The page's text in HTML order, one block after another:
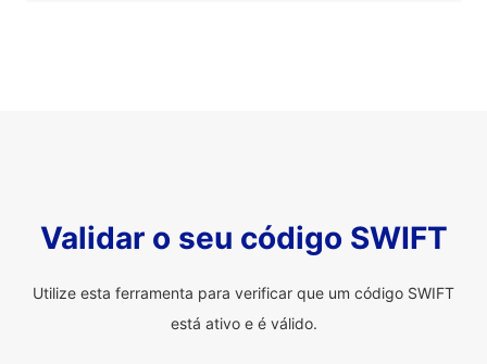
Validar o seu código SWIFT
Utilize esta ferramenta para verificar que um código SWIFT
está ativo e é válido.